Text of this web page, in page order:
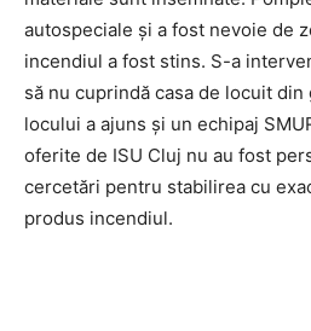
autospeciale și a fost nevoie de
incendiul a fost stins. S-a
să nu cuprindă casa de locuit din
locului a ajuns și un echipaj
oferite de ISU Cluj nu au fost
cercetări pentru stabilirea cu
produs incendiul.